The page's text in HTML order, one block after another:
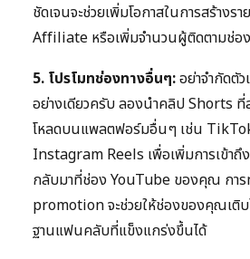
ชัดเจนจะช่วยเพิ่มโอกาสในการสร้างร
Affiliate หรือเพิ่มจำนวนผู้ติดตามช่
5. โปรโมทช่องทางอื่นๆ:อย่าจำกัดตั
อย่างเดียวครับ ลองนำคลิป Shorts ที่
โหลดบนแพลตฟอร์มอื่นๆ เช่น
Instagram Reels เพื่อเพิ่มการเข้า
กลับมาที่ช่อง YouTube ของคุณ การ
promotion จะช่วยให้ช่องของคุณเติบ
ฐานแฟนคลับที่แข็งแกร่งขึ้นได้